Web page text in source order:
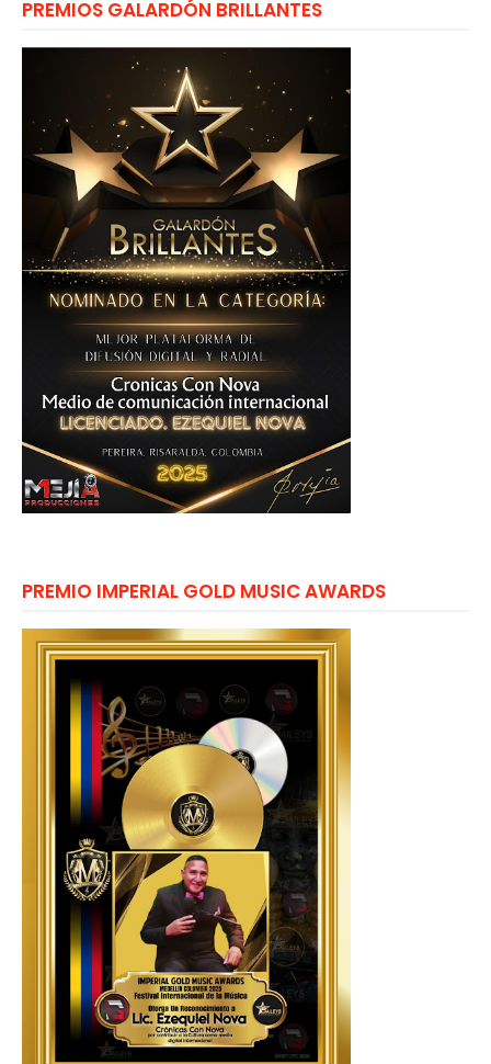
PREMIOS GALARDÓN BRILLANTES
PREMIO IMPERIAL GOLD MUSIC AWARDS